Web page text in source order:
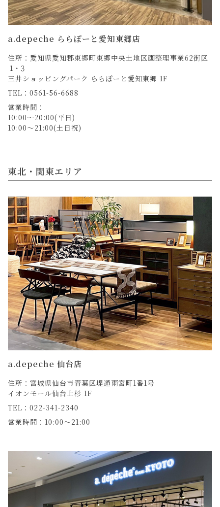
a.depeche ららぽーと愛知東郷店
住所：愛知県愛知郡東郷町東郷中央土地区画整理事業62街区
１･３
三井ショッピングパーク ららぽーと愛知東郷 1F
TEL：0561-56-6688
営業時間：
10:00～20:00(平日)
10:00～21:00(土日祝)
東北・関東エリア
a.depeche 仙台店
住所：宮城県仙台市青葉区堤通雨宮町1番1号
イオンモール仙台上杉 1F
TEL：022-341-2340
営業時間：10:00～21:00